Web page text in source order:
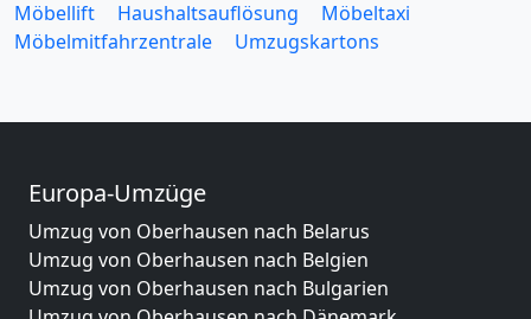
Möbellift
Haushaltsauflösung
Möbeltaxi
Möbelmitfahrzentrale
Umzugskartons
Europa-Umzüge
Umzug von Oberhausen nach Belarus
Umzug von Oberhausen nach Belgien
Umzug von Oberhausen nach Bulgarien